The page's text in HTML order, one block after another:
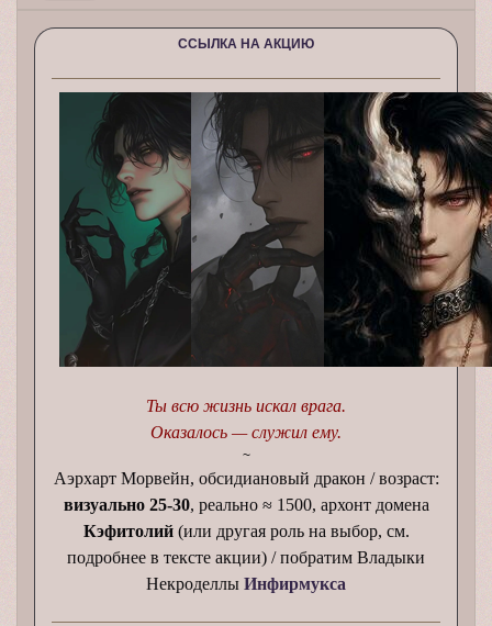
ССЫЛКА НА АКЦИЮ
Ты всю жизнь искал врага.
Оказалось — служил ему.
~
Аэрхарт Морвейн, обсидиановый дракон / возраст:
визуально 25-30, реально ≈ 1500, архонт домена
Кэфитолий(или другая роль на выбор, см.
подробнее в тексте акции) / побратим Владыки
Некроделлы Инфирмукса